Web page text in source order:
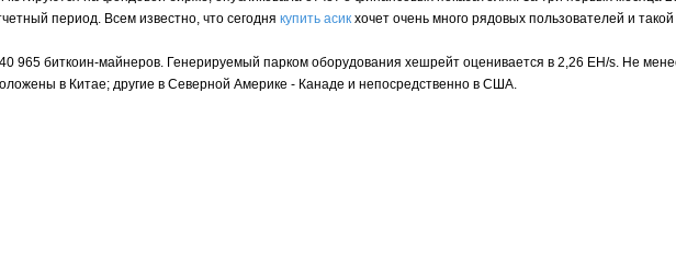
период. Всем известно, что сегодня купить асик хочет очень много рядовых пользователей и
965 биткоин-майнеров. Генерируемый парком оборудования хешрейт оценивается в 2,26 EH/s. Не
в Китае; другие в Северной Америке - Канаде и непосредственно в США.